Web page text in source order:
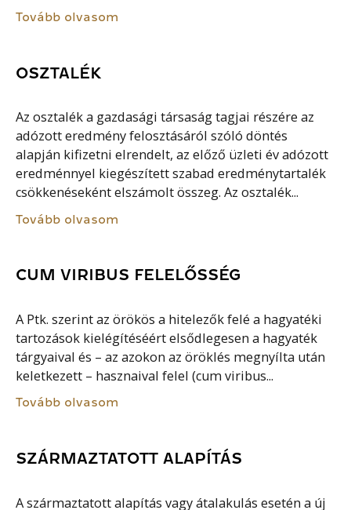
Tovább olvasom
OSZTALÉK
Az osztalék a gazdasági társaság tagjai részére az
adózott eredmény felosztásáról szóló döntés
alapján kifizetni elrendelt, az előző üzleti év adózott
eredménnyel kiegészített szabad eredménytartalék
csökkenéseként elszámolt összeg. Az osztalék...
Tovább olvasom
CUM VIRIBUS FELELŐSSÉG
A Ptk. szerint az örökös a hitelezők felé a hagyatéki
tartozások kielégítéséért elsődlegesen a hagyaték
tárgyaival és – az azokon az öröklés megnyílta után
keletkezett – hasznaival felel (cum viribus...
Tovább olvasom
SZÁRMAZTATOTT ALAPÍTÁS
A származtatott alapítás vagy átalakulás esetén a új